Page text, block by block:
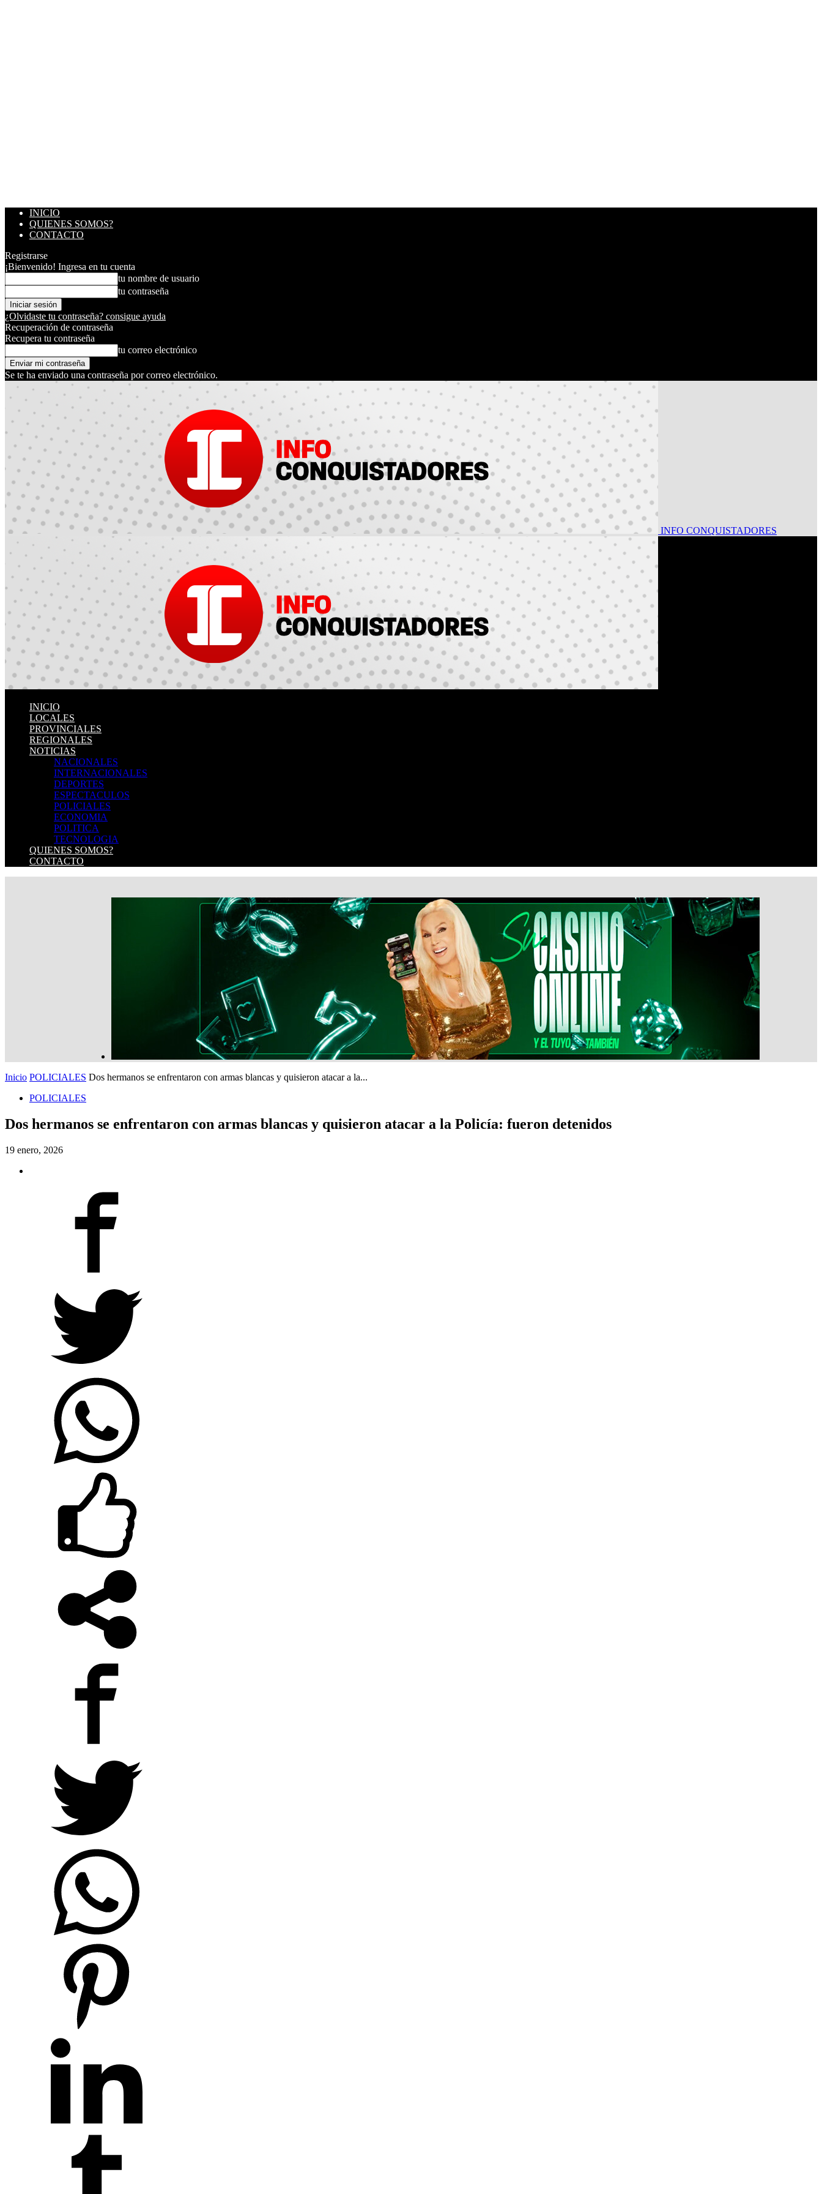
INICIO
QUIENES SOMOS?
CONTACTO
Registrarse
¡Bienvenido! Ingresa en tu cuenta
tu nombre de usuario
tu contraseña
¿Olvidaste tu contraseña? consigue ayuda
Recuperación de contraseña
Recupera tu contraseña
tu correo electrónico
Se te ha enviado una contraseña por correo electrónico.
INFO CONQUISTADORES
INICIO
LOCALES
PROVINCIALES
REGIONALES
NOTICIAS
NACIONALES
INTERNACIONALES
DEPORTES
ESPECTACULOS
POLICIALES
ECONOMIA
POLITICA
TECNOLOGIA
QUIENES SOMOS?
CONTACTO
Inicio POLICIALES Dos hermanos se enfrentaron con armas blancas y quisieron atacar a la...
POLICIALES
Dos hermanos se enfrentaron con armas blancas y quisieron atacar a la Policía: fueron detenidos
19 enero, 2026